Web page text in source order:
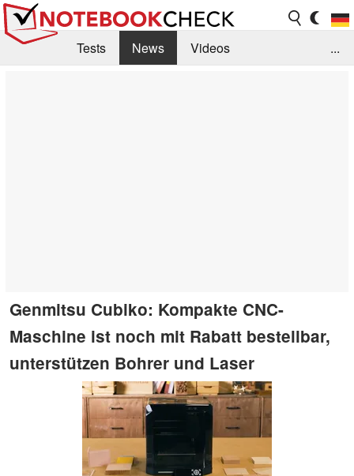
Tests News
Videos
...
Genmitsu Cubiko: Kompakte CNC-
Maschine ist noch mit Rabatt bestellbar,
unterstützen Bohrer und Laser